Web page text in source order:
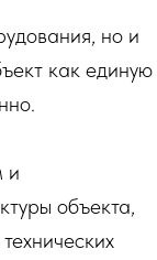
но и
как единую
и
объекта,